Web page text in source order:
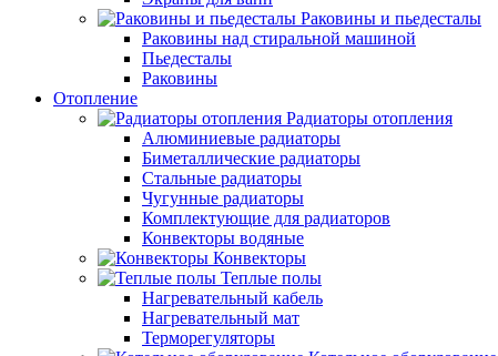
Раковины и пьедесталы
Раковины над стиральной машиной
Пьедесталы
Раковины
Отопление
Радиаторы отопления
Алюминиевые радиаторы
Биметаллические радиаторы
Стальные радиаторы
Чугунные радиаторы
Комплектующие для радиаторов
Конвекторы водяные
Конвекторы
Теплые полы
Нагревательный кабель
Нагревательный мат
Терморегуляторы